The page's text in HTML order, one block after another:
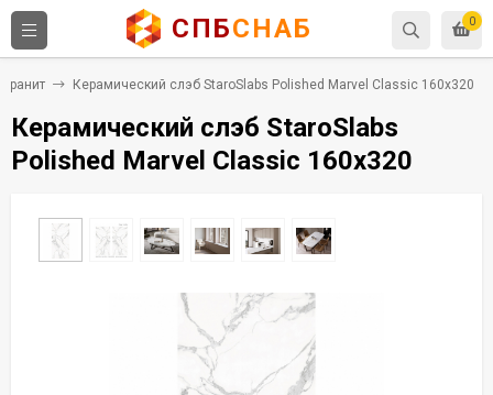
0
СПБСНАБ
Керамический слэб StaroSlabs Polished Marvel Classic 160x320
Керамический слэб StaroSlabs
Polished Marvel Classic 160x320